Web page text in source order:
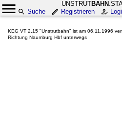
UNSTRUTBAHN
Suche
Registrieren
KEG VT 2.15 "Unstrutbahn" ist am 06.11.1996
Richtung Naumburg Hbf unterwegs